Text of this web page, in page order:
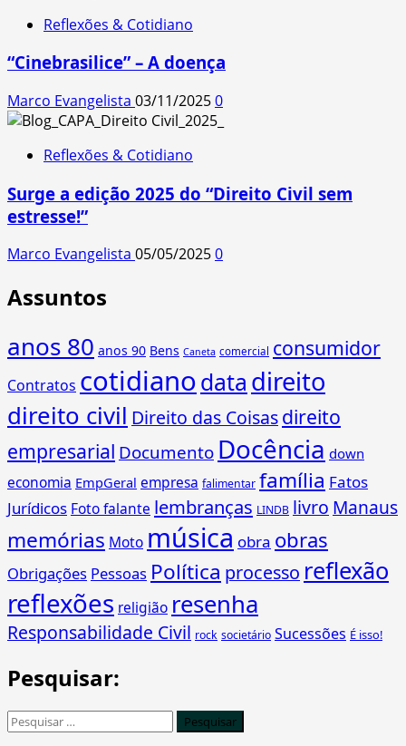
Reflexões & Cotidiano
“Cinebrasilice” – A doença
Marco Evangelista 03/11/20250
Reflexões & Cotidiano
Surge a edição 2025 do “Direito Civil sem
estresse!”
Marco Evangelista 05/05/20250
Assuntos
anos 80 anos 90 Bens Caneta comercial consumidor
Contratos cotidianodata direito
direito civil Direito das Coisasdireito
empresarial Documento Docência down
economia EmpGeral empresa falimentar família Fatos
Jurídicos Foto falante lembranças LINDB livro Manaus
memórias Moto música obra obras
Obrigações Pessoas Política processo reflexão
reflexões religião resenha
Responsabilidade Civil rock societário Sucessões É isso!
Pesquisar:
Pesquisar